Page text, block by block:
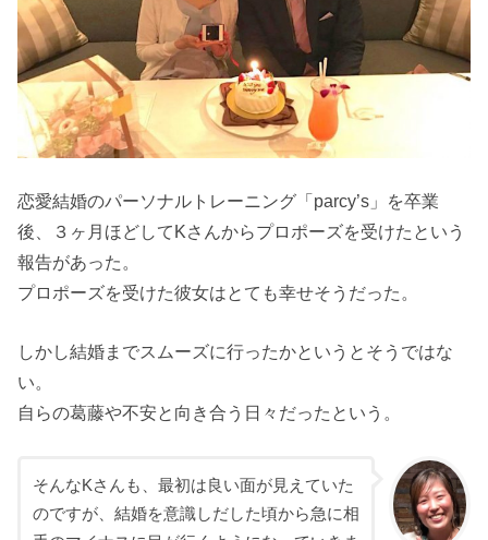
恋愛結婚のパーソナルトレーニング「parcy’s」を卒業
後、３ヶ月ほどしてKさんからプロポーズを受けたという
報告があった。
プロポーズを受けた彼女はとても幸せそうだった。
しかし結婚までスムーズに行ったかというとそうではな
い。
自らの葛藤や不安と向き合う日々だったという。
そんなKさんも、最初は良い面が見えていた
のですが、結婚を意識しだした頃から急に相